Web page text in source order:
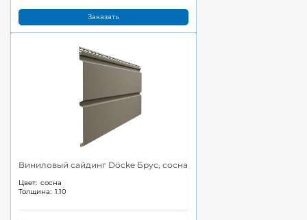
Заказать
Виниловый сайдинг Döcke Брус, сосна
Цвет: сосна
Толщина: 1.10